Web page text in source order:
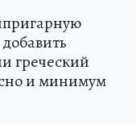
греческий
и минимум